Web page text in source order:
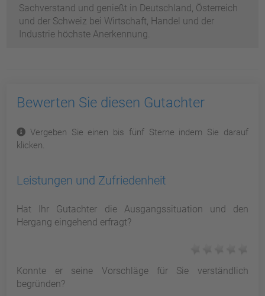
Sachverstand und genießt in Deutschland, Österreich
und der Schweiz bei Wirtschaft, Handel und der
Industrie höchste Anerkennung.
Bewerten Sie diesen Gutachter
Vergeben Sie einen bis fünf Sterne indem Sie darauf
klicken.
Leistungen und Zufriedenheit
Hat Ihr Gutachter die Ausgangssituation und den
Hergang eingehend erfragt?
Konnte er seine Vorschläge für Sie verständlich
begründen?